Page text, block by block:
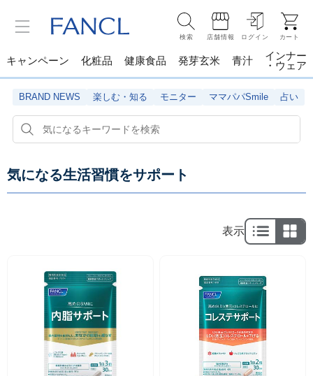
検索 店舗情報 ログイン カート
キャンペーン 化粧品 健康食品 発芽玄米 青汁
インナー
・ウェア
BRAND NEWS 楽しむ・知る モニター ママパパSmile 占い
気になる生活習慣をサポート
表示